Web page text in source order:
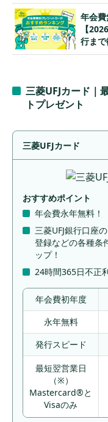
円
13 JCB CARD W
年会
【
行ま
三菱UFJカード｜
トプレゼント
三菱UFJカード
おすすめポイント
年会費永年無料！
三菱UFJ銀行口座
登録などの各種条
ップ！
24時間365日不正
年会費初年度
永年無料
発行スピード
最短翌営業日
（※）
Mastercard®と
Visaのみ